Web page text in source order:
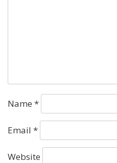
Name *
Email *
Website